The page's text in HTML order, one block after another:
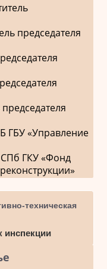
председателя
ГБУ «Управление
ГКУ «Фонд
техническая
инспекции